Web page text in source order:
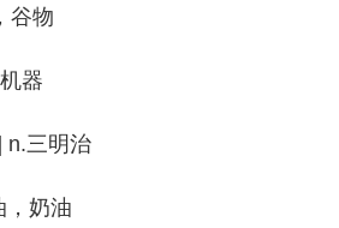
物
器
三明治
奶油